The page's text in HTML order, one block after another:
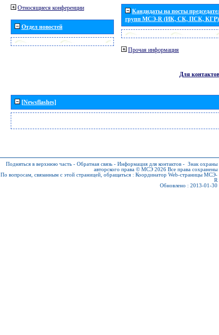
Относящиеся конференции
Отдел новостей
Кандидаты на посты
групп МСЭ-R (ИК, СК, ПСК, КГР)
Прочая информация
Для контактов
[Newsflashes]
Подняться в верхнюю часть - Обратная связь - Информация для контактов - Знак охраны
авторского права © МСЭ 2026 Все права сохранены
По вопросам, связанным с этой страницей, обращаться : Координатор Web-страницы МСЭ-
R
Обновлено : 2013-01-30